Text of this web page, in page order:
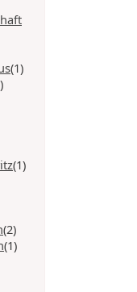
(1)
(1)
(2)
(1)